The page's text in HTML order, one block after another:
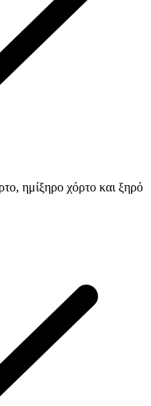
ημίξηρο χόρτο και ξηρό